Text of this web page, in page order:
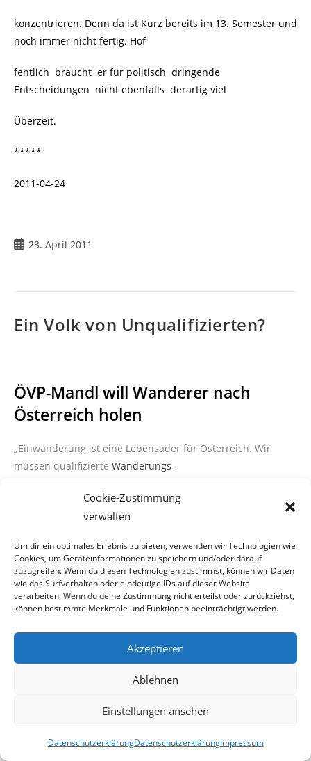
Cookie-Zustimmung
verwalten
Um dir ein optimales Erlebnis zu bieten, verwenden wir Technologien wie
Cookies, um Geräteinformationen zu speichern und/oder darauf
zuzugreifen. Wenn du diesen Technologien zustimmst, können wir Daten
wie das Surfverhalten oder eindeutige IDs auf dieser Website
verarbeiten. Wenn du deine Zustimmung nicht erteilst oder zurückziehst,
können bestimmte Merkmale und Funktionen beeinträchtigt werden.
Akzeptieren
Ablehnen
Einstellungen ansehen
DatenschutzerklärungDatenschutzerklärungImpressum
konzentrieren. Denn da ist Kurz bereits im 13. Semester und
noch immer nicht fertig. Hof-
fentlich braucht er für politisch dringende
Entscheidungen nicht ebenfalls derartig viel
Überzeit.
*****
2011-04-24
Beitrag
23. April 2011
Ein Volk von Unqualifizierten?
ÖVP-Mandl will Wanderer nach
Österreich holen
„Einwanderung ist eine Lebensader für Österreich. Wir
müssen qualifizierte Wanderungs-
erhalten zu können“, erklärte
heute, LAbg. Mag. Lukas Mandl, Generalsekretär des ÖAAB
lige meint der ÖAAB-Mann offenbar Zu- bzw.
Einwanderungswillige.
österreichischen Bildungswesens.
Offenbar hat es Österreich notwendig, qualifizierte
Nachwuchs eine adäquate Ausbildung